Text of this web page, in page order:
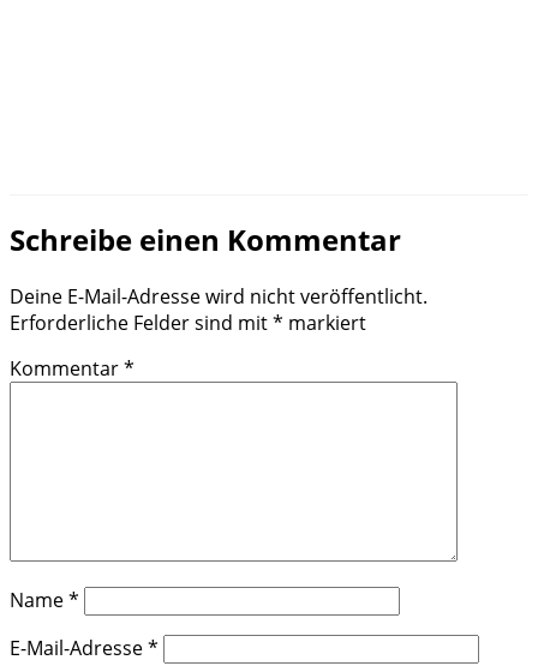
Schreibe einen Kommentar
Deine E-Mail-Adresse wird nicht veröffentlicht.
Erforderliche Felder sind mit* markiert
Kommentar*
Name*
E-Mail-Adresse*